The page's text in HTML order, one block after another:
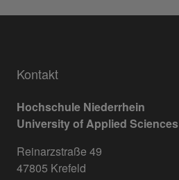
Kontakt
Hochschule Niederrhein
University of Applied Sciences
Reinarzstraße 49
47805 Krefeld